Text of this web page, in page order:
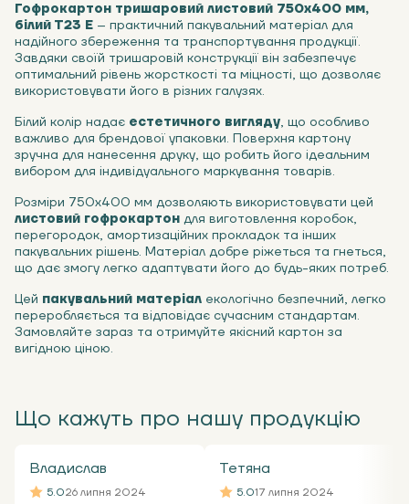
Гофрокартон тришаровий листовий 750х400 мм,
білий Т23 Е – практичний пакувальний матеріал для
надійного збереження та транспортування продукції.
Завдяки своїй тришаровій конструкції він забезпечує
оптимальний рівень жорсткості та міцності, що дозволяє
використовувати його в різних галузях.
Білий колір надає естетичного вигляду, що особливо
важливо для брендової упаковки. Поверхня картону
зручна для нанесення друку, що робить його ідеальним
вибором для індивідуального маркування товарів.
Розміри 750х400 мм дозволяють використовувати цей
листовий гофрокартон для виготовлення коробок,
перегородок, амортизаційних прокладок та інших
пакувальних рішень. Матеріал добре ріжеться та гнеться,
що дає змогу легко адаптувати його до будь-яких потреб.
Цей пакувальний матеріал екологічно безпечний, легко
переробляється та відповідає сучасним стандартам.
Замовляйте зараз та отримуйте якісний картон за
вигідною ціною.
Що кажуть про нашу продукцію
Владислав
5.026 липня 2024
Тетяна
5.017 липня 2024